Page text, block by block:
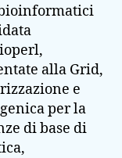
alla Grid,
e
per la
di base di